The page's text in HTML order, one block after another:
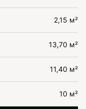
2,15 м²
13,70 м²
11,40 м²
10 м²